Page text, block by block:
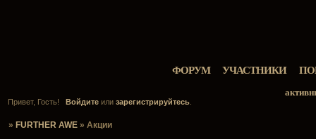
ФОРУМ УЧАСТНИКИ
Привет, Гость! Войдитеили зарегистрируйтесь.
» FURTHER AWE »Акции